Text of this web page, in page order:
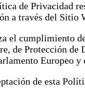
de Privacidad
a través del Sitio
el cumplimiento
de Protección
Europeo
de esta